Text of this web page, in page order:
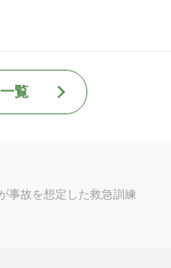
覧
事故を想定した救急訓練